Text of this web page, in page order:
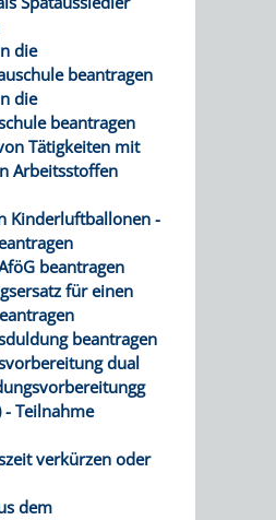
ONLINE-
KATALOG
VERANSTALTUNGEN
AUSBILDUNG
PRAKTIKA
LEIHVERKEHR
DER
BIBLIOTHEK
SERVICE
FÜR
LEHRER/INNEN
STADTHALLE
ENGELBRECHT-
HAUS
IM
ALTEN
RATHAUS
STADTARCHIV
BENUTZUNG
MELDEKARTEI
BESTANDSÜBERSICHT
VERÖFFENTLICHUNGEN
die
beantragen
die
beantragen
Tätigkeiten mit
Arbeitsstoffen
Kinderluftballonen -
beantragen
für einen
beantragen
dual
- Teilnahme
verkürzen oder
dem